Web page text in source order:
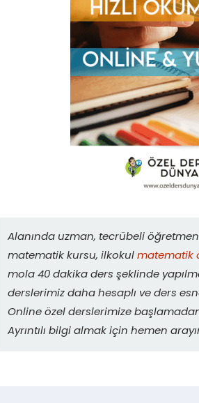
Alanında uzman, tecrübeli
matematik kursu, ilkokul matematik
mola 40 dakika ders şeklinde
derslerimiz daha hesaplı ve ders
Online özel derslerimize
Ayrıntılı bilgi almak için hemen